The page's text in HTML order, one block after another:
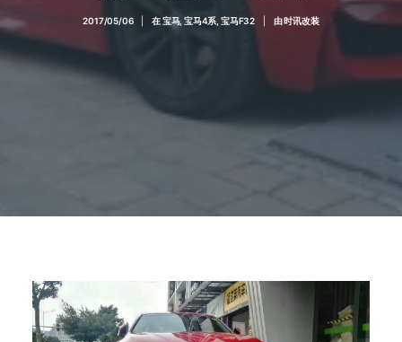
2017/05/06 在宝马,宝马4系 宝马F32 由时讯改装